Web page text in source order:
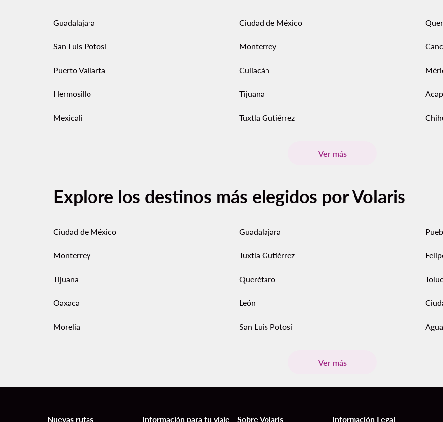
Guadalajara Ciudad de México
San Luis Potosí Monterrey
Puerto Vallarta Culiacán
Hermosillo Tijuana
Mexicali Tuxtla Gutiérrez
Ver más
Explore los destinos más elegidos por Volaris
Ciudad de México Guadalajara
Monterrey Tuxtla Gutiérrez
Tijuana Querétaro
Oaxaca León
Morelia San Luis Potosí
Ver más
Nuevas rutas Información para tu viaje Sobre Volaris Información Legal